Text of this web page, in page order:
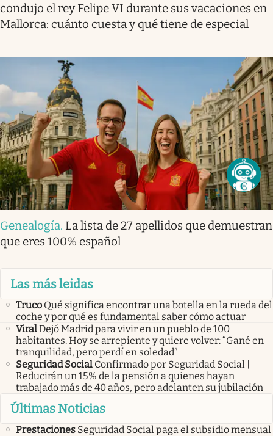
condujo el rey Felipe VI durante sus vacaciones en
Mallorca: cuánto cuesta y qué tiene de especial
Genealogía. La lista de 27 apellidos que demuestran
que eres 100% español
Las más leidas
Truco Qué significa encontrar una botella en la rueda del
coche y por qué es fundamental saber cómo actuar
ViralDejó Madrid para vivir en un pueblo de 100
habitantes. Hoy se arrepiente y quiere volver: “Gané en
tranquilidad, pero perdí en soledad”
Seguridad Social Confirmado por Seguridad Social |
Reducirán un 15% de la pensión a quienes hayan
trabajado más de 40 años, pero adelanten su jubilación
Últimas Noticias
Prestaciones Seguridad Social paga el subsidio mensual